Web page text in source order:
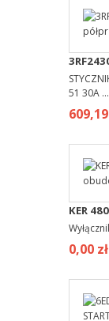
51 30A ...
KER
0,00 zł